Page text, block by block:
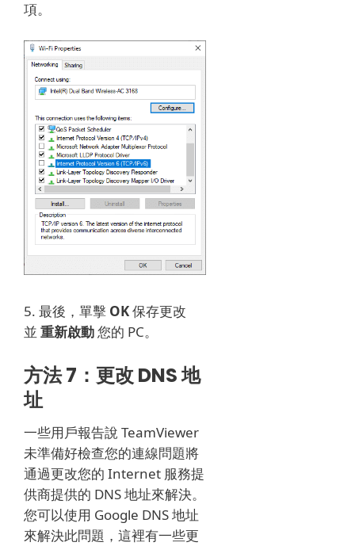
項。
5. 最後，單擊 OK保存更改
並 重新啟動您的 PC。
方法 7：更改 DNS 地
址
一些用戶報告說 TeamViewer
未準備好檢查您的連線問題將
通過更改您的 Internet 服務提
供商提供的 DNS 地址來解決。
您可以使用 Google DNS 地址
來解決此問題，這裡有一些更